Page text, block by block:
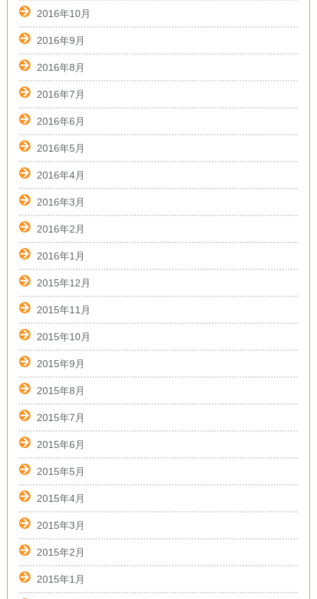
2016年10月
2016年9月
2016年8月
2016年7月
2016年6月
2016年5月
2016年4月
2016年3月
2016年2月
2016年1月
2015年12月
2015年11月
2015年10月
2015年9月
2015年8月
2015年7月
2015年6月
2015年5月
2015年4月
2015年3月
2015年2月
2015年1月